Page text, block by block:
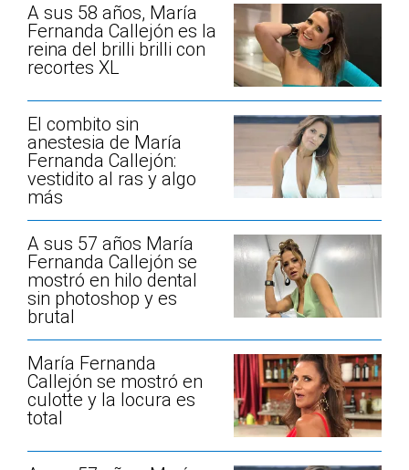
A sus 58 años, María
Fernanda Callejón es la
reina del brilli brilli con
recortes XL
El combito sin
anestesia de María
Fernanda Callejón:
vestidito al ras y algo
más
A sus 57 años María
Fernanda Callejón se
mostró en hilo dental
sin photoshop y es
brutal
María Fernanda
Callejón se mostró en
culotte y la locura es
total